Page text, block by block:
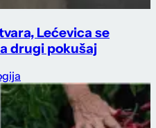
Lećevica se
drugi pokušaj